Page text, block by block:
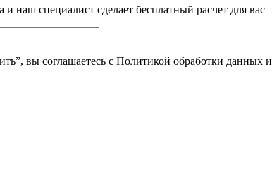
и наш специалист сделает бесплатный расчет для вас
вы соглашаетесь с Политикой обработки данных и